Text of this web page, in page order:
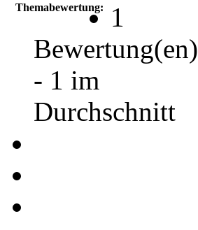
Themabewertung:
1
Bewertung(en)
- 1 im
Durchschnitt